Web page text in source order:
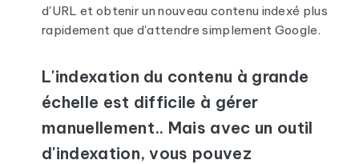
d'URL et obtenir un nouveau contenu indexé plus
rapidement que d'attendre simplement Google.
L'indexation du contenu à grande
échelle est difficile à gérer
manuellement.. Mais avec un outil
d'indexation, vous pouvez